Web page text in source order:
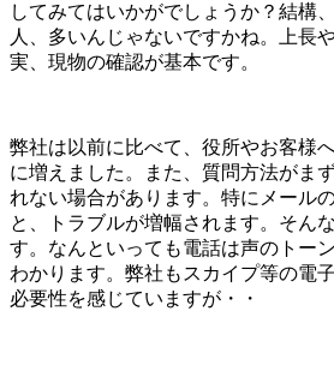
してみてはいかがでしょうか？結構
人、多いんじゃないですかね。上長
実、現物の確認が基本です。
弊社は以前に比べて、役所やお客様
に増えました。また、質問方法がま
れない場合があります。特にメール
と、トラブルが増幅されます。そん
す。なんといっても電話は声のトー
わかります。弊社もスカイプ等の電
必要性を感じていますが・・